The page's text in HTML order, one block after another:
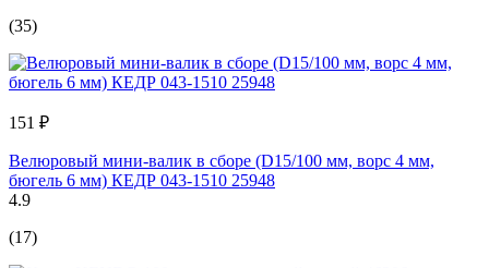
(35)
151 ₽
Велюровый мини-валик в сборе (D15/100 мм, ворс 4 мм,
бюгель 6 мм) КЕДР 043-1510 25948
4.9
(17)